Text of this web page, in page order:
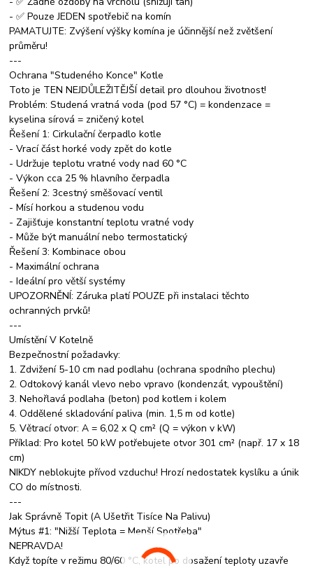
- ✅ Pouze JEDEN spotřebič na komín
PAMATUJTE: Zvýšení výšky komína je účinnější než zvětšení
průměru!
---
Ochrana "Studeného Konce" Kotle
Toto je TEN NEJDŮLEŽITĚJŠÍ detail pro dlouhou životnost!
Problém: Studená vratná voda (pod 57 °C) = kondenzace =
kyselina sírová = zničený kotel
Řešení 1: Cirkulační čerpadlo kotle
- Vrací část horké vody zpět do kotle
- Udržuje teplotu vratné vody nad 60 °C
- Výkon cca 25 % hlavního čerpadla
Řešení 2: 3cestný směšovací ventil
- Mísí horkou a studenou vodu
- Zajišťuje konstantní teplotu vratné vody
- Může být manuální nebo termostatický
Řešení 3: Kombinace obou
- Maximální ochrana
- Ideální pro větší systémy
UPOZORNĚNÍ: Záruka platí POUZE při instalaci těchto
ochranných prvků!
---
Umístění V Kotelně
Bezpečnostní požadavky:
1. Zdvižení 5-10 cm nad podlahu (ochrana spodního plechu)
2. Odtokový kanál vlevo nebo vpravo (kondenzát, vypouštění)
3. Nehořlavá podlaha (beton) pod kotlem i kolem
4. Oddělené skladování paliva (min. 1,5 m od kotle)
5. Větrací otvor: A = 6,02 x Q cm² (Q = výkon v kW)
Příklad: Pro kotel 50 kW potřebujete otvor 301 cm² (např. 17 x 18
cm)
NIKDY neblokujte přívod vzduchu! Hrozí nedostatek kyslíku a únik
CO do místnosti.
---
Jak Správně Topit (A Ušetřit Tisíce Na Palivu)
Mýtus #1: "Nižší Teplota = Menší Spotřeba"
NEPRAVDA!
Když topíte v režimu 80/60 °C, kotel po dosažení teploty uzavře